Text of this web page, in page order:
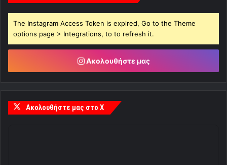
The Instagram Access Token is expired, Go to the Theme
options page > Integrations, to to refresh it.
Ακολουθήστε μας
Ακολουθήστε μας στο X